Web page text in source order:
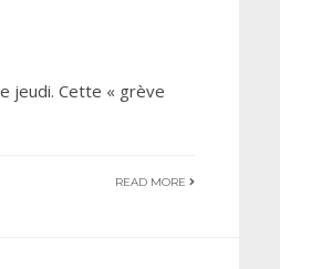
jeudi. Cette « grève
READ MORE